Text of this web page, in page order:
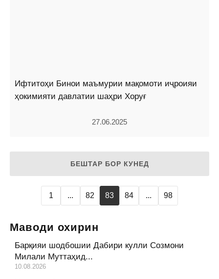
Ифтитоҳи Бинои маъмурии мақомоти иҷроияи
ҳокимияти давлатии шаҳри Хоруғ
27.06.2025
БЕШТАР БОР КУНЕД
1 ... 82 83 84 ... 98
Маводи охирин
Барқияи шодбошии Дабири кулли Созмони
Милали Муттаҳид...
10.08.2026